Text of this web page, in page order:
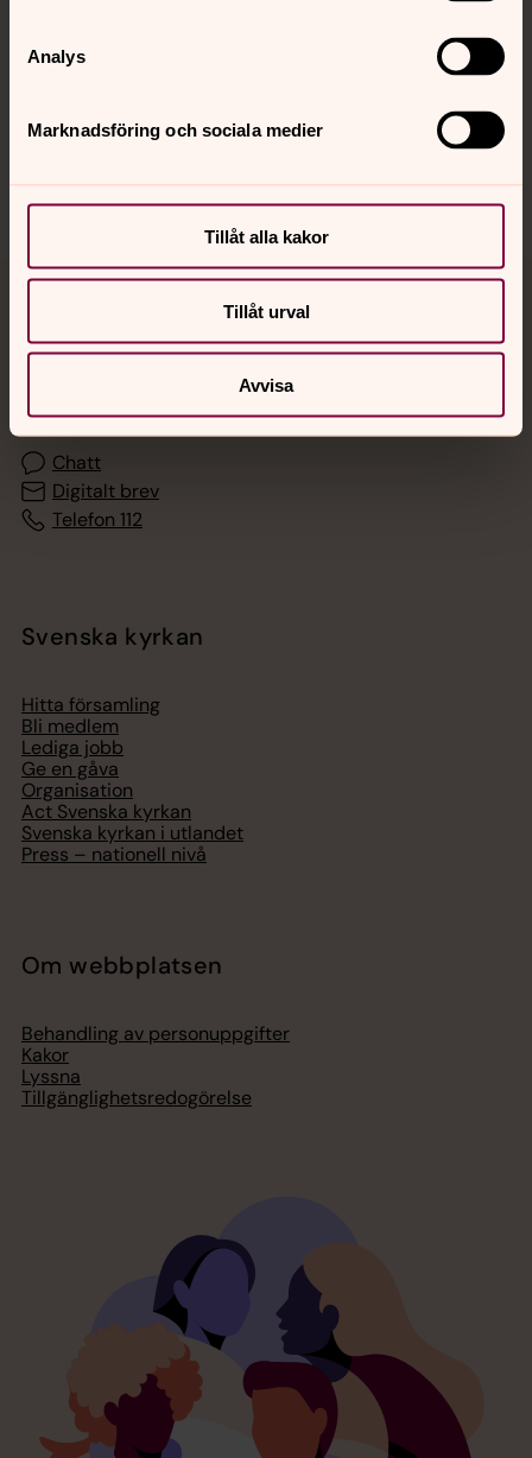
Analys
Marknadsföring och sociala medier
Tillåt alla kakor
Tillåt urval
Avvisa
Sociala kanaler
Jourhavande präst
Akut samtals- och krisstöd. Prata eller chatta anonymt
med en präst på kvällar och nätter.
Chatt
Digitalt brev
Telefon 112
Svenska kyrkan
Hitta församling
Bli medlem
Lediga jobb
Ge en gåva
Organisation
Act Svenska kyrkan
Svenska kyrkan i utlandet
Press – nationell nivå
Om webbplatsen
Behandling av personuppgifter
Kakor
Lyssna
Tillgänglighetsredogörelse